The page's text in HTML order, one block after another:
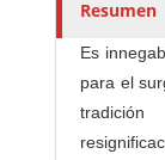
/
Resumen
Es
para el